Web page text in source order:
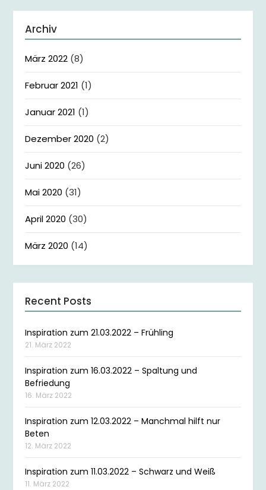
Archiv
März 2022 (8)
Februar 2021 (1)
Januar 2021 (1)
Dezember 2020 (2)
Juni 2020 (26)
Mai 2020 (31)
April 2020 (30)
März 2020 (14)
Recent Posts
Inspiration zum 21.03.2022 – Frühling
21. März 2022
Inspiration zum 16.03.2022 – Spaltung und
Befriedung
16. März 2022
Inspiration zum 12.03.2022 – Manchmal hilft nur
Beten
12. März 2022
Inspiration zum 11.03.2022 – Schwarz und Weiß
11. März 2022